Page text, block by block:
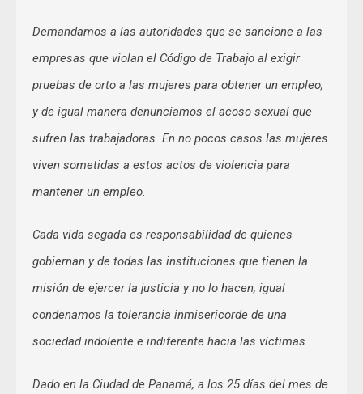
Demandamos a las autoridades que se sancione a las
empresas que violan el Código de Trabajo al exigir
pruebas de orto a las mujeres para obtener un empleo,
y de igual manera denunciamos el acoso sexual que
sufren las trabajadoras. En no pocos casos las mujeres
viven sometidas a estos actos de violencia para
mantener un empleo.
Cada vida segada es responsabilidad de quienes
gobiernan y de todas las instituciones que tienen la
misión de ejercer la justicia y no lo hacen, igual
condenamos la tolerancia inmisericorde de una
sociedad indolente e indiferente hacia las víctimas.
Dado en la Ciudad de Panamá, a los 25 días del mes de